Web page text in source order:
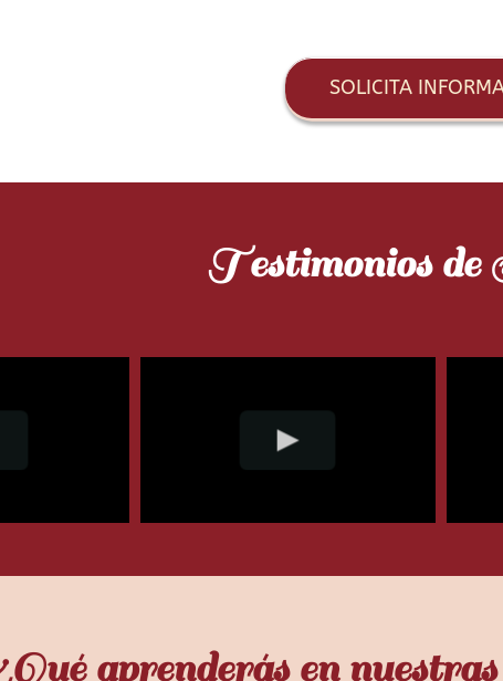
SOLICITA
Testimonios de
aprenderás en